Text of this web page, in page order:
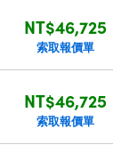
NT$46,725
索取報價單
NT$46,725
索取報價單